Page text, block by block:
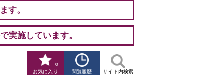
す。
実施しています。
お気に入り
0
閲覧履歴 サイト内検索